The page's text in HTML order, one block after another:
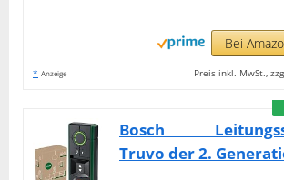
Bei
* Anzeige Preis inkl. MwSt.,
Bosch
Truvo der 2.